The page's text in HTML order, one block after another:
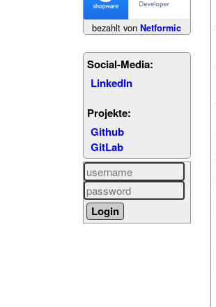
bezahlt vonNetformic
Social-Media:
LinkedIn
Projekte:
Github
GitLab